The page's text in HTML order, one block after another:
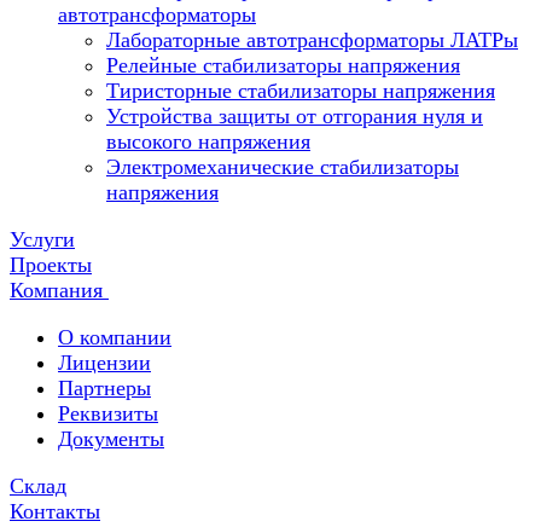
автотрансформаторы
Лабораторные автотрансформаторы ЛАТРы
Релейные стабилизаторы напряжения
Тиристорные стабилизаторы напряжения
Устройства защиты от отгорания нуля и
высокого напряжения
Электромеханические стабилизаторы
напряжения
Услуги
Проекты
Компания
О компании
Лицензии
Партнеры
Реквизиты
Документы
Склад
Контакты